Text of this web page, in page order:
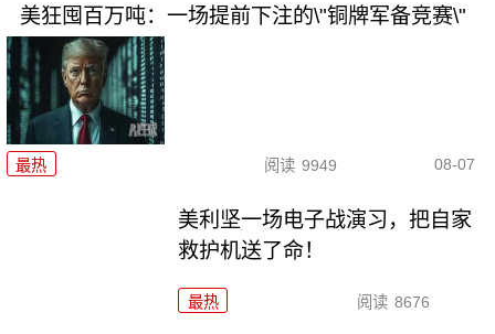
美狂囤百万吨：一场提前下注的\"铜牌军备竞赛\"
最热 阅读 9949 08-07
美利坚一场电子战演习，把自家
救护机送了命！
最热 阅读 8676